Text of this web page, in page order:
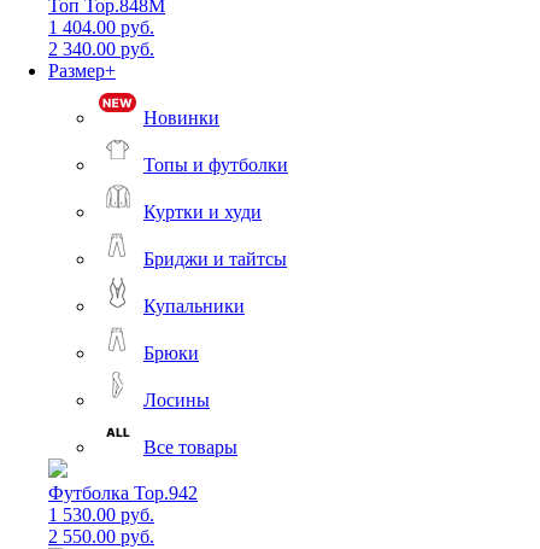
Топ Top.848M
1 404.00 руб.
2 340.00 руб.
Размер+
Новинки
Топы и футболки
Куртки и худи
Бриджи и тайтсы
Купальники
Брюки
Лосины
Все товары
Футболка Top.942
1 530.00 руб.
2 550.00 руб.